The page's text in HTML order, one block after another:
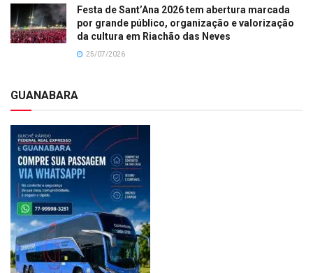
Festa de Sant’Ana 2026 tem abertura marcada
por grande público, organização e valorização
da cultura em Riachão das Neves
25/07/2026
GUANABARA